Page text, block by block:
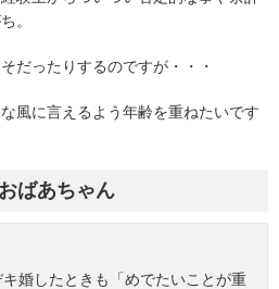
。
だったりするのですが・・・
風に言えるよう年齢を重ねたいです
ばあちゃん
婚したときも「めでたいことが重